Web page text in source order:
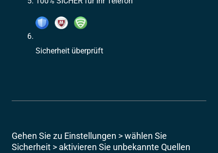
Sicherheit überprüft
Gehen Sie zu Einstellungen > wählen Sie
Sicherheit > aktivieren Sie unbekannte Quellen